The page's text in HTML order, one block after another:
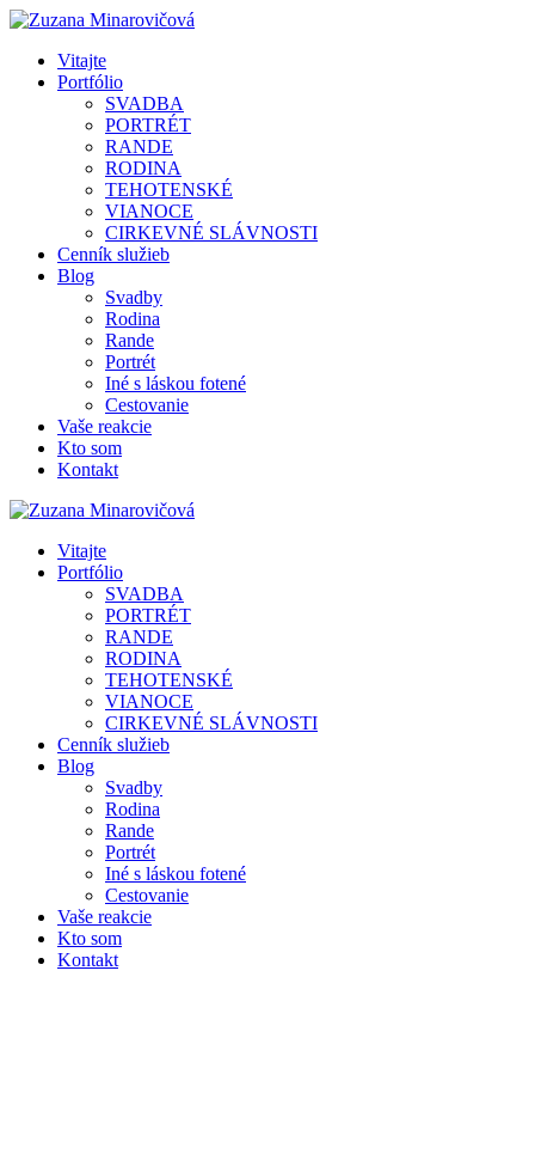
Vitajte
Portfólio
SVADBA
PORTRÉT
RANDE
RODINA
TEHOTENSKÉ
VIANOCE
CIRKEVNÉ SLÁVNOSTI
Cenník služieb
Blog
Svadby
Rodina
Rande
Portrét
Iné s láskou fotené
Cestovanie
Vaše reakcie
Kto som
Kontakt
Vitajte
Portfólio
SVADBA
PORTRÉT
RANDE
RODINA
TEHOTENSKÉ
VIANOCE
CIRKEVNÉ SLÁVNOSTI
Cenník služieb
Blog
Svadby
Rodina
Rande
Portrét
Iné s láskou fotené
Cestovanie
Vaše reakcie
Kto som
Kontakt